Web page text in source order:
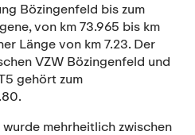
Bözingenfeld bis zum
von km 73.965 bis km
Länge von km 7.23. Der
VZW Bözingenfeld und
gehört zum
mehrheitlich zwischen